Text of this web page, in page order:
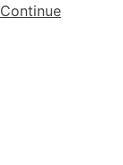
Continue